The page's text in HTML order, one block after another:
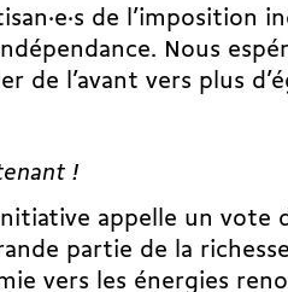
de l’imposition
Nous
de l’avant vers plus
!
appelle un vote
partie de la
vers les énergies